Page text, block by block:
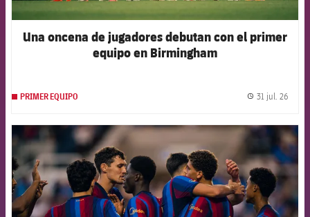
Una oncena de jugadores debutan con el primer
equipo en Birmingham
PRIMER EQUIPO 31 jul. 26
FCB Barcelona badge